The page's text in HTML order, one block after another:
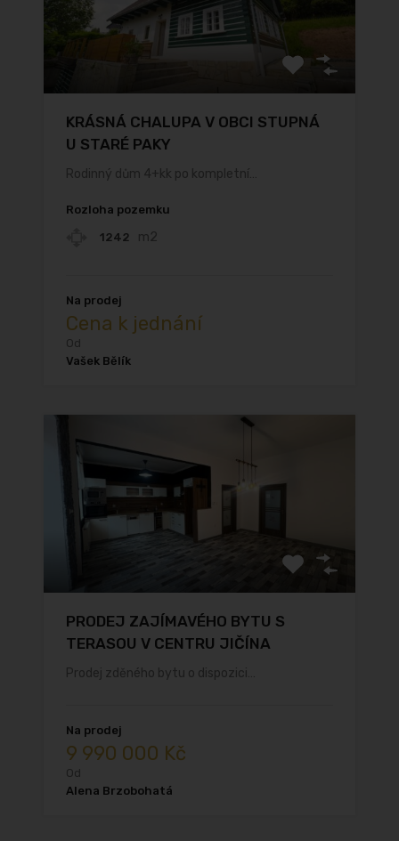
KRÁSNÁ CHALUPA V OBCI STUPNÁ
U STARÉ PAKY
Rodinný dům 4+kk po kompletní…
Rozloha pozemku
1242 m2
Na prodej
Cena k jednání
Od
Vašek Bělík
PRODEJ ZAJÍMAVÉHO BYTU S
TERASOU V CENTRU JIČÍNA
Prodej zděného bytu o dispozici…
Na prodej
9 990 000 Kč
Od
Alena Brzobohatá